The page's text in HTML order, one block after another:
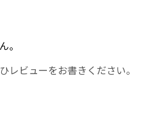
。
レビューをお書きください。